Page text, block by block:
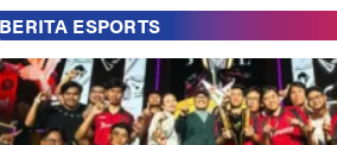
BERITA ESPORTS